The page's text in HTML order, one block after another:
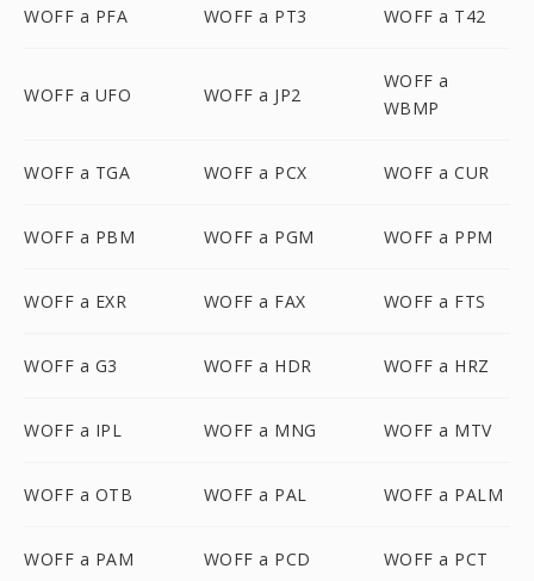
WOFF a PFA WOFF a PT3 WOFF a T42
WOFF a UFO WOFF a JP2
WOFF a
WBMP
WOFF a TGA WOFF a PCX WOFF a CUR
WOFF a PBM WOFF a PGM WOFF a PPM
WOFF a EXR WOFF a FAX WOFF a FTS
WOFF a G3 WOFF a HDR WOFF a HRZ
WOFF a IPL WOFF a MNG WOFF a MTV
WOFF a OTB WOFF a PAL WOFF a PALM
WOFF a PAM WOFF a PCD WOFF a PCT